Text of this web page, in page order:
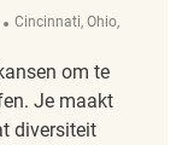
Plaats
Cincinnati, Ohio,
om te
Je maakt
diversiteit